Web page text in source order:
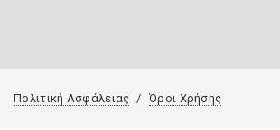
Πολιτική Ασφάλειας Όροι Χρήσης